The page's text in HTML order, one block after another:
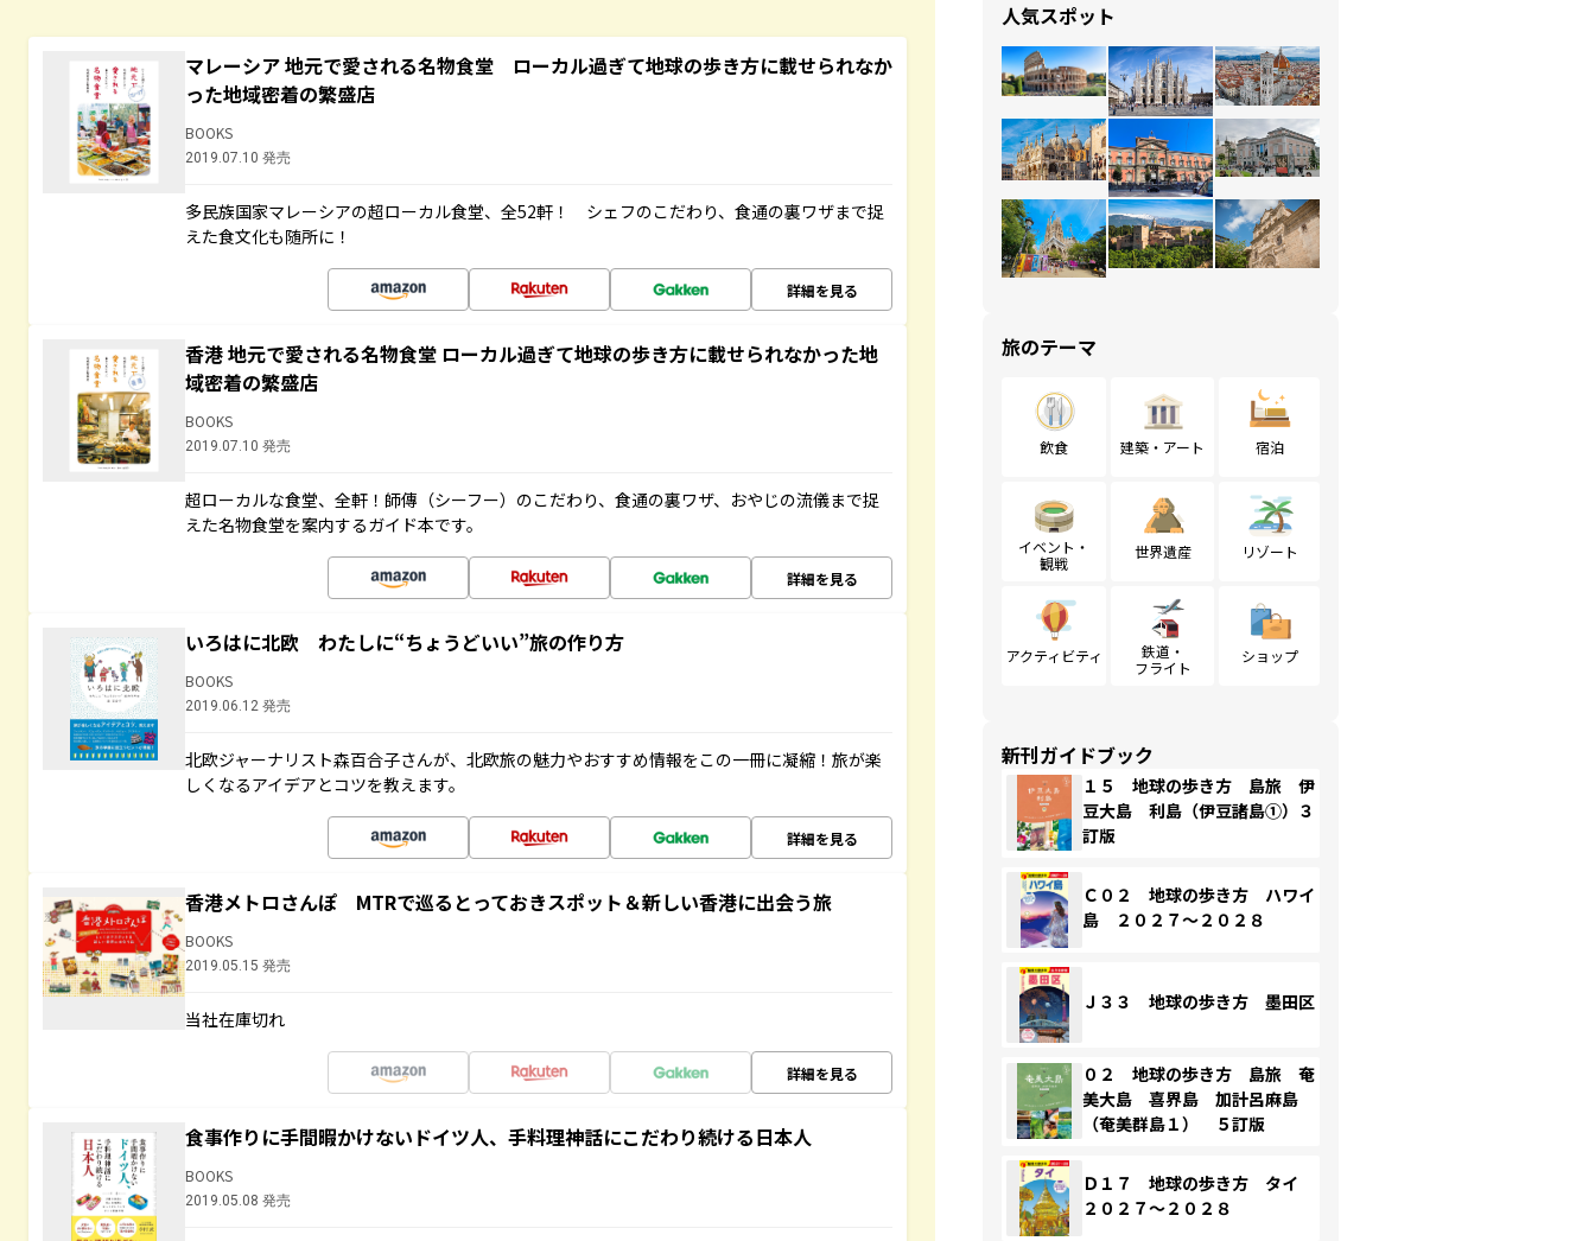
マレーシア 地元で愛される名物食堂 ローカル過ぎて地球の歩き方に載せられなか
った地域密着の繁盛店
BOOKS
2019.07.10 発売
多民族国家マレーシアの超ローカル食堂、全52軒！ シェフのこだわり、食通の裏ワザまで捉
えた食文化も随所に！
詳細を見る
香港 地元で愛される名物食堂 ローカル過ぎて地球の歩き方に載せられなかった地
域密着の繁盛店
BOOKS
2019.07.10 発売
超ローカルな食堂、全軒！師傳（シーフー）のこだわり、食通の裏ワザ、おやじの流儀まで捉
えた名物食堂を案内するガイド本です。
詳細を見る
いろはに北欧 わたしに“ちょうどいい”旅の作り方
BOOKS
2019.06.12 発売
北欧ジャーナリスト森百合子さんが、北欧旅の魅力やおすすめ情報をこの一冊に凝縮！旅が楽
しくなるアイデアとコツを教えます。
詳細を見る
香港メトロさんぽ MTRで巡るとっておきスポット＆新しい香港に出会う旅
BOOKS
2019.05.15 発売
当社在庫切れ
詳細を見る
食事作りに手間暇かけないドイツ人、手料理神話にこだわり続ける日本人
BOOKS
2019.05.08 発売
人気スポット
旅のテーマ
飲食 建築・アート 宿泊
イベント・
観戦
世界遺産 リゾート
アクティビティ
鉄道・
フライト
ショップ
新刊ガイドブック
１５ 地球の歩き方 島旅 伊
豆大島 利島（伊豆諸島①）３
訂版
Ｃ０２ 地球の歩き方 ハワイ
島 ２０２７～２０２８
Ｊ３３ 地球の歩き方 墨田区
０２ 地球の歩き方 島旅 奄
美大島 喜界島 加計呂麻島
（奄美群島１） ５訂版
Ｄ１７ 地球の歩き方 タイ
２０２７～２０２８